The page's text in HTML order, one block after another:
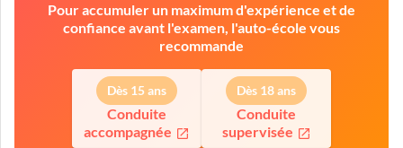
Pour accumuler un maximum d'expérience et de
confiance avant l'examen, l'auto-école vous
recommande
Dès 15 ans
Conduite
accompagnée
Dès 18 ans
Conduite
supervisée